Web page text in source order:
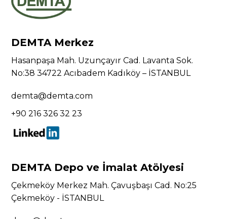
DEMTA Merkez
Hasanpaşa Mah. Uzunçayır Cad. Lavanta Sok.
No:38 34722 Acıbadem Kadıköy – İSTANBUL
demta@demta.com
+90 216 326 32 23
DEMTA Depo ve İmalat Atölyesi
Çekmeköy Merkez Mah. Çavuşbaşı Cad. No:25
Çekmeköy - İSTANBUL